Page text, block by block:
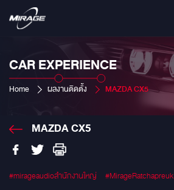
CAR EXPERIENCE
Home ผลงานติดตั้ง MAZDA CX5
MAZDA CX5
#mirageaudioสำนักงานใหญ่ #MirageRatchapreuk